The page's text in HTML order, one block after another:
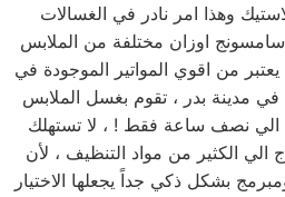
وهذا امر نادر في الغسالات
سامسونج اوزان مختلفة من الملابس
من اقوي المواتير الموجودة في
في مدينة بدر ، تقوم بغسل الملابس
الي نصف ساعة فقط ! ، لا تستهلك
الي الكثير من مواد التنظيف ، لأن
بشكل ذكي جداً يجعلها الاختيار